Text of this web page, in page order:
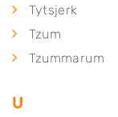
Tytsjerk
Tzum
Tzummarum
U